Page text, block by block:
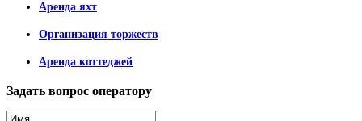
Аренда яхт
Организация торжеств
Аренда коттеджей
Задать вопрос оператору